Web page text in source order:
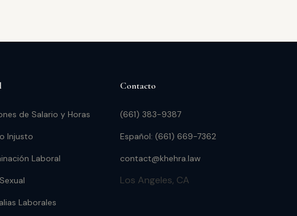
de Salario y Horas
Injusto
Laboral
Laborales
Contacto
(661) 383-9387
Español: (661) 669-7362
contact@khehra.law
Los Angeles, CA